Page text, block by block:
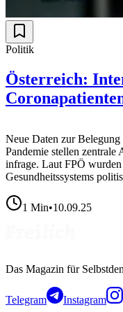
Politik
Österreich:
Neue Daten zur
Pandemie stellen zentrale
infrage. Laut FPÖ
Gesundheitssystems
1 Min•10.09.25
Das Magazin für
Telegram Instagram